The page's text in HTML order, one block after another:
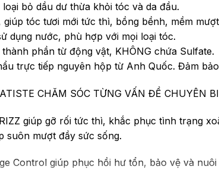
bỏ dầu dư thừa khỏi tóc và da đầu.
giúp tóc tươi mới tức thì, bồng bềnh, mềm
dụng nước, phù hợp với mọi loại tóc.
thành phần từ động vật, KHÔNG chứa Sulfate.
trực tiếp nguyên hộp từ Anh Quốc. Đảm
CHĂM SÓC TỪNG VẤN ĐỀ CHUYÊN
giúp gỡ rối tức thì, khắc phục tình trạng
suôn mượt đầy sức sống.
Control giúp phục hồi hư tổn, bảo vệ và